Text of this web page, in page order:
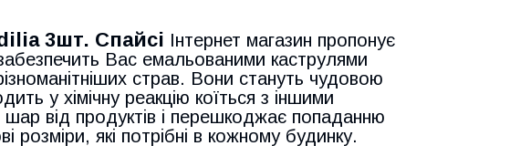
3шт. Спайсі Інтернет магазин пропонує
Вас емальованими каструлями
страв. Вони стануть чудовою
у хімічну реакцію коїться з іншими
від продуктів і перешкоджає попаданню
розміри, які потрібні в кожному будинку.